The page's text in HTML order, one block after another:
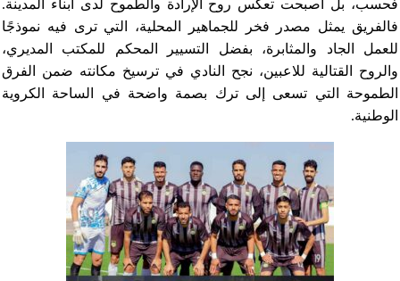
فحسب، بل أصبحت تعكس روح الإرادة والطموح لدى أبناء المدينة.
فالفريق يمثل مصدر فخر للجماهير المحلية، التي ترى فيه نموذجًا
للعمل الجاد والمثابرة، بفضل التسيير المحكم للمكتب المديري،
والروح القتالية للاعبين، نجح النادي في ترسيخ مكانته ضمن الفرق
الطموحة التي تسعى إلى ترك بصمة واضحة في الساحة الكروية
الوطنية.